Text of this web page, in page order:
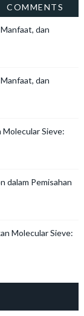
COMMENTS
dan
dan
Sieve:
dalam Pemisahan
Molecular Sieve: